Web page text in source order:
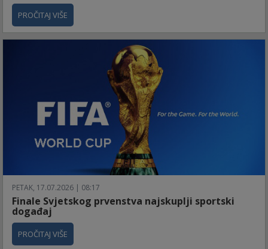
PROČITAJ VIŠE
PETAK, 17.07.2026 | 08:17
Finale Svjetskog prvenstva najskuplji sportski
događaj
PROČITAJ VIŠE